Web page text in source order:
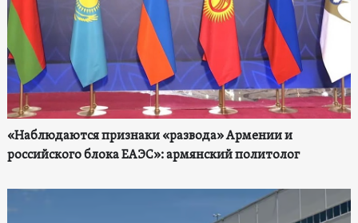
«Наблюдаются признаки «развода» Армении и
российского блока ЕАЭС»: армянский политолог